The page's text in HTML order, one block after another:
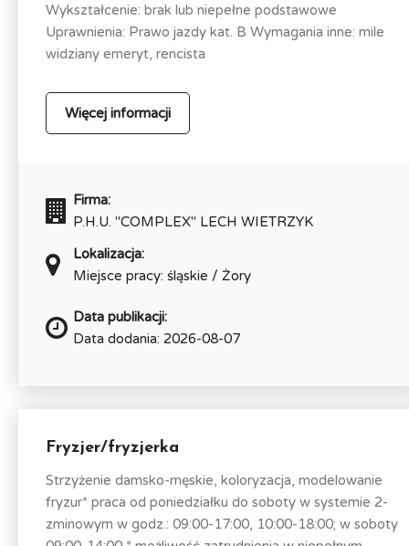
Wykształcenie: brak lub niepełne podstawowe
Uprawnienia: Prawo jazdy kat. B Wymagania inne: mile
widziany emeryt, rencista
Więcej informacji
Firma:
P.H.U. "COMPLEX" LECH WIETRZYK
Lokalizacja:
Miejsce pracy: śląskie / Żory
Data publikacji:
Data dodania: 2026-08-07
Fryzjer/fryzjerka
Strzyżenie damsko-męskie, koloryzacja, modelowanie
fryzur* praca od poniedziałku do soboty w systemie 2-
zminowym w godz.: 09:00-17:00, 10:00-18:00; w soboty